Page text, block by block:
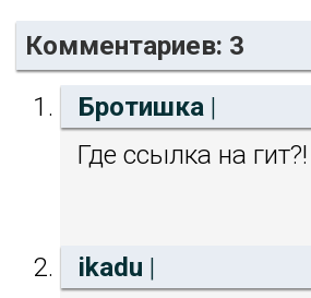
Комментариев: 3
Бротишка |
Где ссылка на гит?!
ikadu |